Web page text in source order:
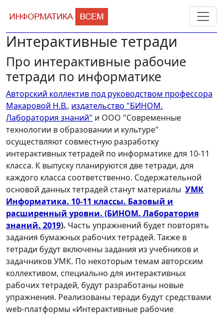
Интерактивные тетради
Про интерактивные рабочие
тетради по информатике
Авторский коллектив под руководством профессора
Макаровой Н.В., издательство "БИНОМ.
Лаборатория знаний" и ООО "Современные
технологии в образовании и культуре"
осуществляют совместную разработку
интерактивных тетрадей по информатике для 10-11
класса. К выпуску планируются две тетради, для
каждого класса соответственно. Содержательной
основой данных тетрадей станут материалы УМК
Информатика. 10-11 классы. Базовый и
расширенный уровни. (БИНОМ. Лаборатория
знаний. 2019). Часть упражнений будет повторять
задания бумажных рабочих тетрадей. Также в
тетради будут включены задания из учебников и
задачников УМК. По некоторым темам авторским
коллективом, специально для интерактивных
рабочих тетрадей, будут разработаны новые
упражнения. Реализованы теради будут средствами
web-платформы «Интерактивные рабочие